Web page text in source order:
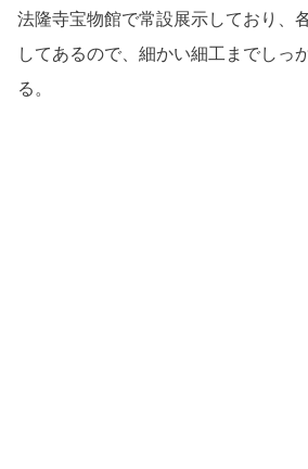
法隆寺宝物館で常設展示しており、
してあるので、細かい細工までしっ
る。